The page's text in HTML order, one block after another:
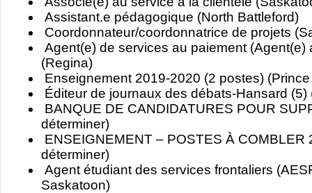
Assistant.e pédagogique (North Battleford)
Coordonnateur/coordonnatrice de projets
Agent(e) de services au paiement (Agent(e)
(Regina)
Enseignement 2019-2020 (2 postes) (Prince
Éditeur de journaux des débats-Hansard (5)
BANQUE DE CANDIDATURES POUR
déterminer)
ENSEIGNEMENT – POSTES À COMBLER
déterminer)
Agent étudiant des services frontaliers
Saskatoon)